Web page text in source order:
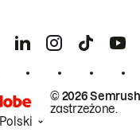
© 2026
zastrzeżone.
Polski